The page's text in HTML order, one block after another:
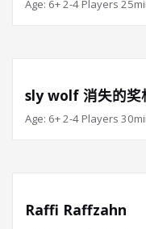
Age: 6+ 2-4 Players
sly wolf 消失的奖
Age: 6+ 2-4 Players
Raffi Raffzahn